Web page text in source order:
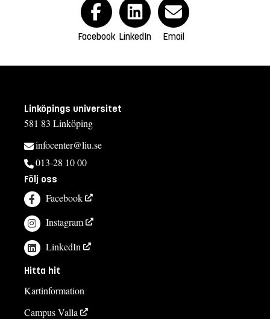
Facebook LinkedIn Email
Linköpings universitet
581 83 Linköping
infocenter@liu.se
013-28 10 00
Följ oss
Facebook
Instagram
LinkedIn
Hitta hit
Kartinformation
Campus Valla